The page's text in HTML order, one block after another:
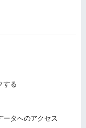
する
ータへのアクセス